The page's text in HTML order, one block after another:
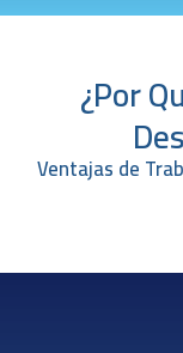
¿Por
Ventajas de